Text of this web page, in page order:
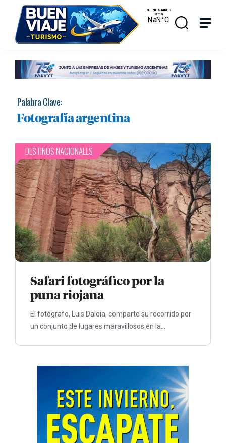
content
Menu
Palabra Clave:
Fotografía argentina
DESTINOS NACIONALES
Safari fotográfico por la
puna riojana
El fotógrafo, Luis Daloia, comparte su recorrido por
un conjunto de lugares maravillosos en la...